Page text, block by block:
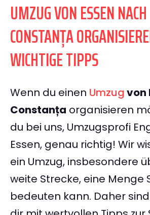
UMZUG VON ESSEN NACH
CONSTANȚA
WICHTIGE TIPPS
Wenn du einen Umzugvon
Constanța organisieren
du bei uns, Umzugsprofi
Essen, genau richtig! Wir
ein Umzug, insbesondere
weite Strecke, eine Menge
bedeuten kann. Daher